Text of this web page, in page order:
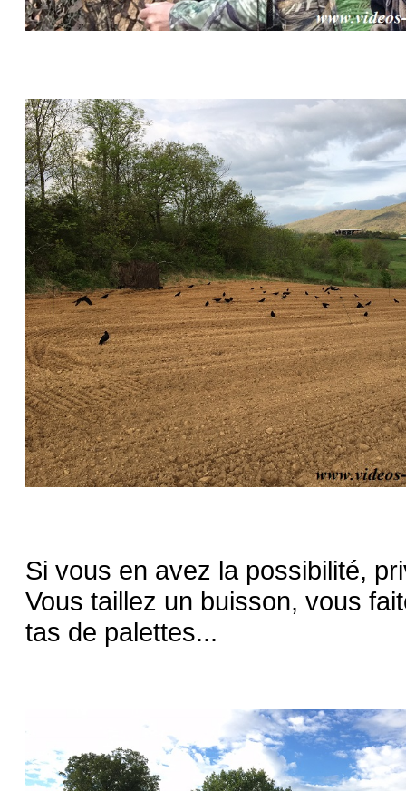
Si vous en avez la possibilité,
Vous taillez un buisson, vous
tas de palettes...